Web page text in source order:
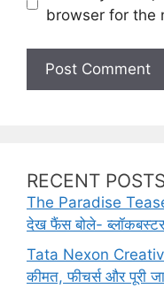
s
t
browser for the
RECENT POSTS
The Paradise
देख फैंस बोले- ब्लॉकबस्टर
Tata Nexon
कीमत, फीचर्स और पूरी